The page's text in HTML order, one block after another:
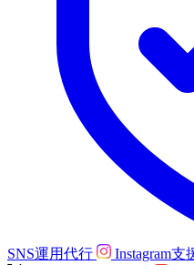
SNS運用代行 Instagram支